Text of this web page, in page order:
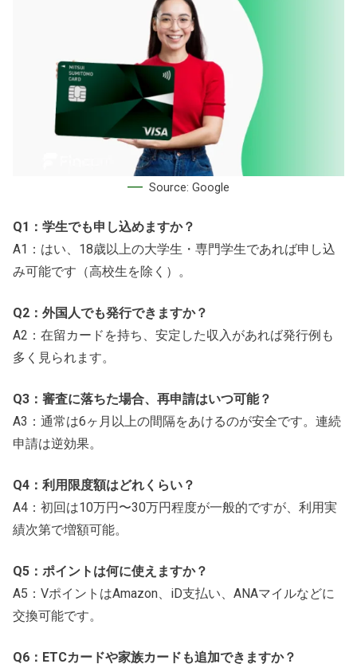
Source: Google
Q1：学生でも申し込めますか？
A1：はい、18歳以上の大学生・専門学生であれば申し込
み可能です（高校生を除く）。
Q2：外国人でも発行できますか？
A2：在留カードを持ち、安定した収入があれば発行例も
多く見られます。
Q3：審査に落ちた場合、再申請はいつ可能？
A3：通常は6ヶ月以上の間隔をあけるのが安全です。連続
申請は逆効果。
Q4：利用限度額はどれくらい？
A4：初回は10万円〜30万円程度が一般的ですが、利用実
績次第で増額可能。
Q5：ポイントは何に使えますか？
A5：VポイントはAmazon、iD支払い、ANAマイルなどに
交換可能です。
Q6：ETCカードや家族カードも追加できますか？